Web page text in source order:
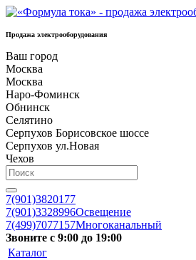
Продажа электрооборудования
Ваш город
Москва
Москва
Наро-Фоминск
Обнинск
Селятино
Серпухов Борисовское шоссе
Серпухов ул.Новая
Чехов
7(901)3820177
7(901)3328996Освещение
7(499)7077157Многоканальный
Звоните с 9:00 до 19:00
Каталог